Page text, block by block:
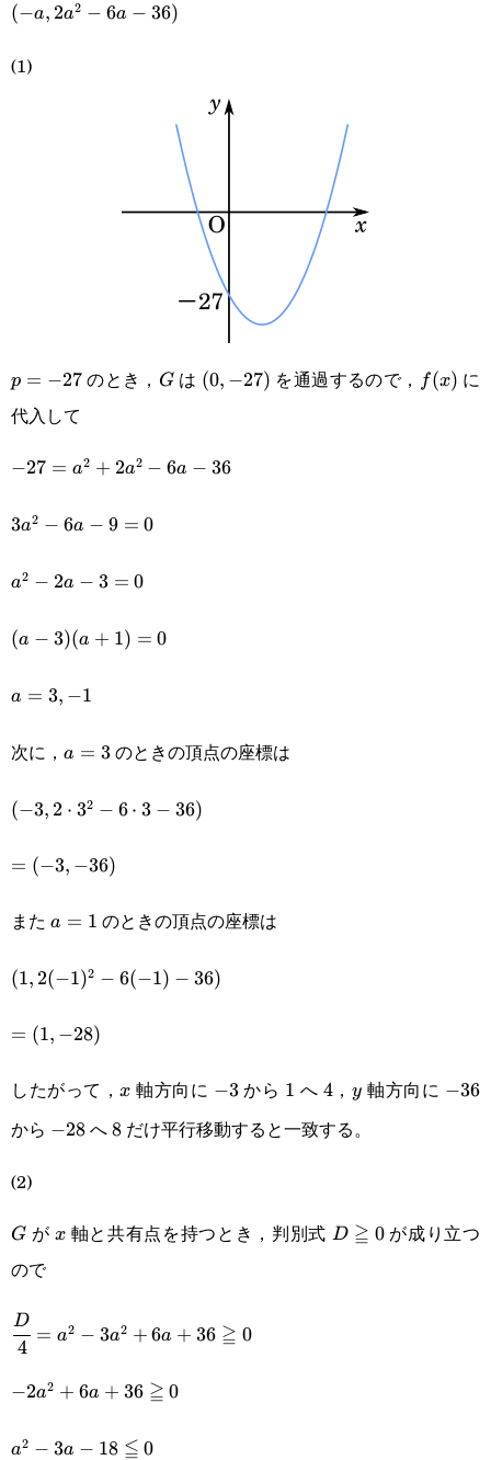
(-
(−a, 2a2 − 6a − 36)
(1)
p=-27
p = −27のとき， G
Gは (0,-27)
(0, −27) を通過するので， f(x)
f(x) に
代入して
-27=a^2+2a^2-
−27 = a2 + 2a2 − 6a − 36
3a^2-
3a2 − 6a − 9 = 0
a^2-
a2 − 2a − 3 = 0
(a-3)
(a − 3)(a + 1) = 0
a=3,-1
a = 3, −1
次に， a=3
a = 3のときの頂点の座標は
(-3,2\cdot3^2-
(−3, 2 ⋅ 32 − 6 ⋅ 3 − 36)
=
= (−3, −36)
また a=1
a = 1 のときの頂点の座標は
(1,2(-1)^2-
(1, 2(−1)2 − 6(−1) − 36)
=
= (1, −28)
したがって，x
x 軸方向に -3
−3から 1
1 へ 4
4， y
y 軸方向に -36
−36
から -28
−28へ8
8 だけ平行移動すると一致する。
(2)
G
G が x
x軸と共有点を持つとき，判別式 D\geqq0
D ≧ 0が成り立つ
ので
\cfrac{D}{4}=a^2-
3a^2+6a+36\geqq0
4
D
= a2 − 3a2 + 6a + 36 ≧ 0
-2a^2+6a+36\geqq0
−2a2 + 6a + 36 ≧ 0
a^2-3a-
a2 − 3a − 18 ≦ 0